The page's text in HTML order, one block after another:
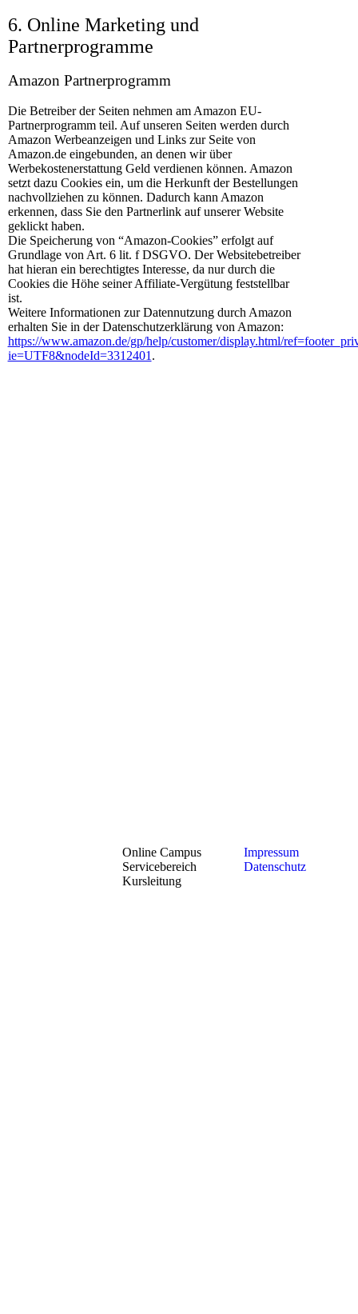
6. Online Marketing und
Partnerprogramme
Amazon Partnerprogramm
Die Betreiber der Seiten nehmen am Amazon EU-
Partnerprogramm teil. Auf unseren Seiten werden durch
Amazon Werbeanzeigen und Links zur Seite von
Amazon.de eingebunden, an denen wir über
Werbekostenerstattung Geld verdienen können. Amazon
setzt dazu Cookies ein, um die Herkunft der Bestellungen
nachvollziehen zu können. Dadurch kann Amazon
erkennen, dass Sie den Partnerlink auf unserer Website
geklickt haben.
Die Speicherung von “Amazon-Cookies” erfolgt auf
Grundlage von Art. 6 lit. f DSGVO. Der Websitebetreiber
hat hieran ein berechtigtes Interesse, da nur durch die
Cookies die Höhe seiner Affiliate-Vergütung feststellbar
ist.
Weitere Informationen zur Datennutzung durch Amazon
erhalten Sie in der Datenschutzerklärung von Amazon:
https://www.amazon.de/gp/help/customer/display.html/
ie=UTF8&nodeId=3312401 .
Online Campus
Servicebereich
Kursleitung
Impressum
Datenschutz